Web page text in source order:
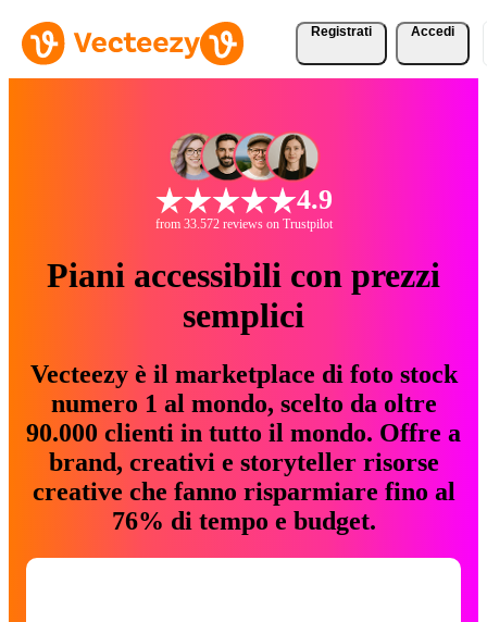
Registrati Accedi
4.9
from 33.572 reviews on Trustpilot
Piani accessibili con prezzi
semplici
Vecteezy è il marketplace di foto stock
numero 1 al mondo, scelto da oltre
90.000 clienti in tutto il mondo. Offre a
brand, creativi e storyteller risorse
creative che fanno risparmiare fino al
76% di tempo e budget.